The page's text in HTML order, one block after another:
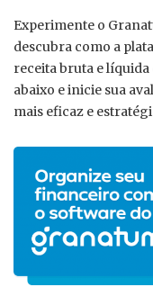
Experimente o
descubra como a
receita bruta e líquida
abaixo e inicie sua
mais eficaz e